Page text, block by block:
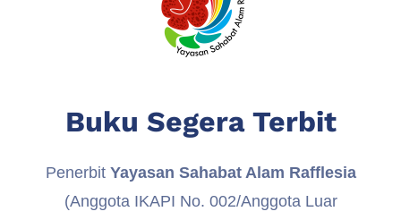
Buku Segera Terbit
Penerbit Yayasan Sahabat Alam Rafflesia
(Anggota IKAPI No. 002/Anggota Luar